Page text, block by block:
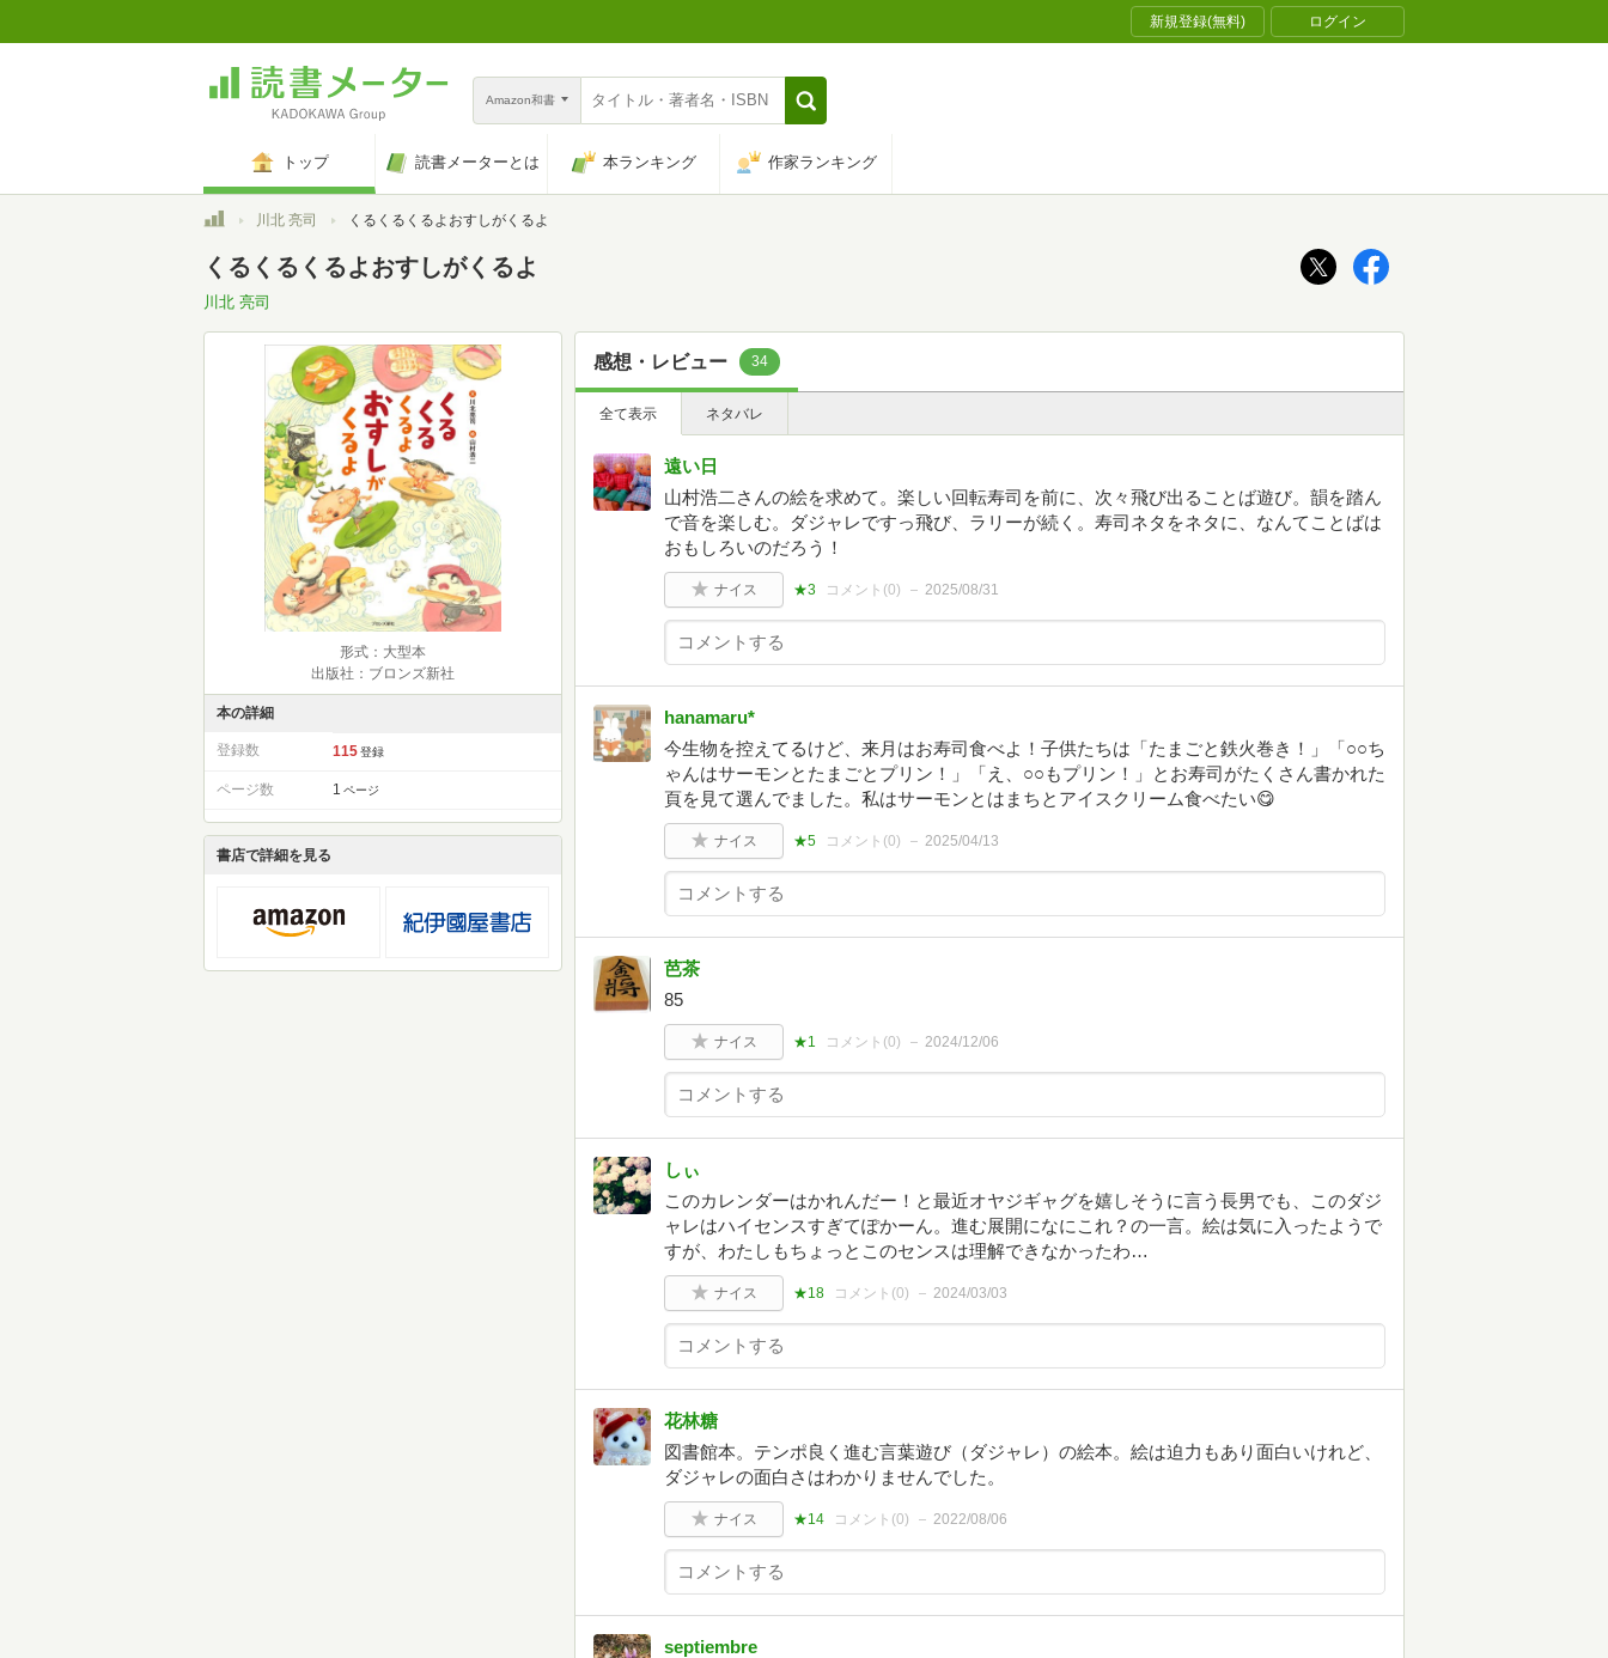
新規登録(無料) ログイン
Amazon和書
トップ 読書メーターとは 本ランキング 作家ランキング
トップ川北 亮司 くるくるくるよおすしがくるよ
くるくるくるよおすしがくるよ
川北 亮司
形式：大型本
出版社：ブロンズ新社
本の詳細
登録数 115 登録
ページ数 1 ページ
書店で詳細を見る
感想・レビュー 34
全て表示 ネタバレ
遠い日
山村浩二さんの絵を求めて。楽しい回転寿司を前に、次々飛び出ることば遊び。韻を踏ん
で音を楽しむ。ダジャレですっ飛び、ラリーが続く。寿司ネタをネタに、なんてことばは
おもしろいのだろう！
ナイス ★3 コメント(0) 2025/08/31
hanamaru*
今生物を控えてるけど、来月はお寿司食べよ！子供たちは「たまごと鉄火巻き！」「○○ち
ゃんはサーモンとたまごとプリン！」「え、○○もプリン！」とお寿司がたくさん書かれた
頁を見て選んでました。私はサーモンとはまちとアイスクリーム食べたい😋
ナイス ★5 コメント(0) 2025/04/13
芭茶
85
ナイス ★1 コメント(0) 2024/12/06
しぃ
このカレンダーはかれんだー！と最近オヤジギャグを嬉しそうに言う長男でも、このダジ
ャレはハイセンスすぎてぽかーん。進む展開になにこれ？の一言。絵は気に入ったようで
すが、わたしもちょっとこのセンスは理解できなかったわ…
ナイス ★18 コメント(0) 2024/03/03
花林糖
図書館本。テンポ良く進む言葉遊び（ダジャレ）の絵本。絵は迫力もあり面白いけれど、
ダジャレの面白さはわかりませんでした。
ナイス ★14 コメント(0) 2022/08/06
septiembre